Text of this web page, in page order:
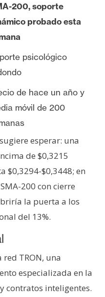
200, soporte
probado esta
psicológico
de hace un año y
móvil de 200
esperar: una
de $0,3215
$0,3294-$0,3448; en
200 con cierre
la puerta a los
del 13%.
TRON, una
especializada en la
contratos inteligentes.